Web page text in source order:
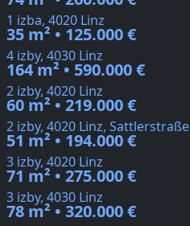
1 izba, 4020 Linz
35 m² • 125.000 €
4 izby, 4030 Linz
164 m² • 590.000 €
2 izby, 4020 Linz
60 m² • 219.000 €
2 izby, 4020 Linz, Sattlerstraße
51 m² • 194.000 €
3 izby, 4020 Linz
71 m² • 275.000 €
3 izby, 4030 Linz
78 m² • 320.000 €